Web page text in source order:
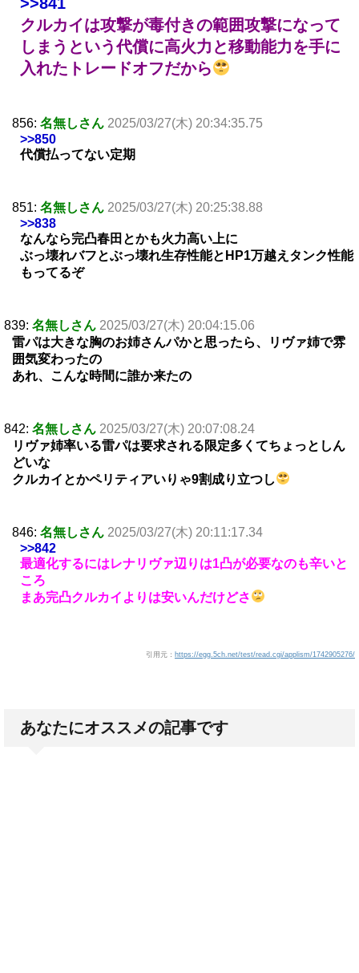
クルカイは攻撃が毒付きの範囲攻撃になって
しまうという代償に高火力と移動能力を手に
入れたトレードオフだから
856: 名無しさん 2025/03/27(木) 20:34:35.75
>>850
代償払ってない定期
851: 名無しさん 2025/03/27(木) 20:25:38.88
>>838
なんなら完凸春田とかも火力高い上に
ぶっ壊れバフとぶっ壊れ生存性能とHP1万越えタンク性能
もってるぞ
839: 名無しさん 2025/03/27(木) 20:04:15.06
雷パは大きな胸のお姉さんパかと思ったら、リヴァ姉で雰
囲気変わったの
あれ、こんな時間に誰か来たの
842: 名無しさん 2025/03/27(木) 20:07:08.24
リヴァ姉率いる雷パは要求される限定多くてちょっとしん
どいな
クルカイとかペリティアいりゃ9割成り立つし
846: 名無しさん 2025/03/27(木) 20:11:17.34
>>842
最適化するにはレナリヴァ辺りは1凸が必要なのも辛いと
ころ
まあ完凸クルカイよりは安いんだけどさ
引用元： https://egg.5ch.net/test/read.cgi/applism/1742905276/
あなたにオススメの記事です